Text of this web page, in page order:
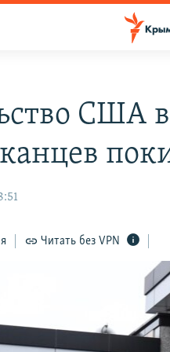
США
Читать без VPN